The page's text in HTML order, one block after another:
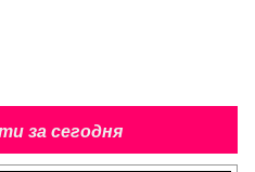
за сегодня